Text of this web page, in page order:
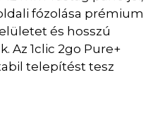
fózolása prémium
és hosszú
Az 1clic 2go Pure+
telepítést tesz